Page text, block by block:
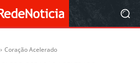
Coração Acelerado